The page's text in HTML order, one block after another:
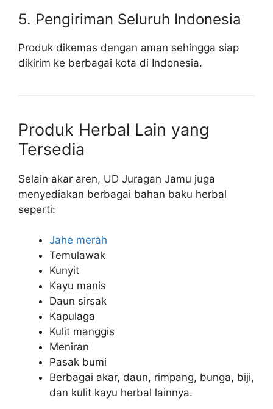
5. Pengiriman Seluruh Indonesia
Produk dikemas dengan aman sehingga siap
dikirim ke berbagai kota di Indonesia.
Produk Herbal Lain yang
Tersedia
Selain akar aren, UD Juragan Jamu juga
menyediakan berbagai bahan baku herbal
seperti:
Jahe merah
Temulawak
Kunyit
Kayu manis
Daun sirsak
Kapulaga
Kulit manggis
Meniran
Pasak bumi
Berbagai akar, daun, rimpang, bunga, biji,
dan kulit kayu herbal lainnya.